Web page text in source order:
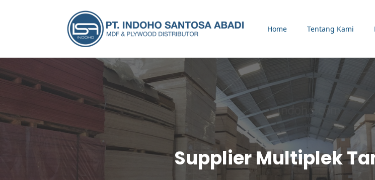
Home Tentang Kami
Supplier Multiplek